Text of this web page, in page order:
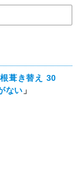
葺き替え 30
ない 」